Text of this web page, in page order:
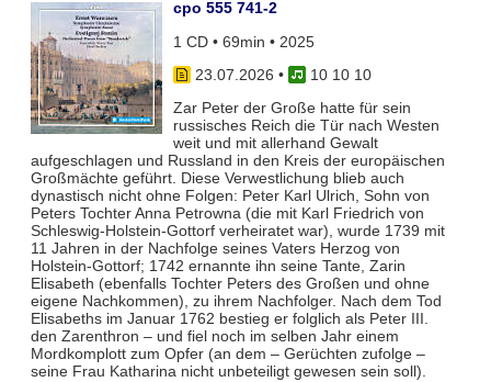
cpo 555 741-2
1 CD • 69min • 2025
23.07.2026 •
10 10 10
Zar Peter der Große hatte für sein
russisches Reich die Tür nach Westen
weit und mit allerhand Gewalt
aufgeschlagen und Russland in den Kreis der europäischen
Großmächte geführt. Diese Verwestlichung blieb auch
dynastisch nicht ohne Folgen: Peter Karl Ulrich, Sohn von
Peters Tochter Anna Petrowna (die mit Karl Friedrich von
Schleswig-Holstein-Gottorf verheiratet war), wurde 1739 mit
11 Jahren in der Nachfolge seines Vaters Herzog von
Holstein-Gottorf; 1742 ernannte ihn seine Tante, Zarin
Elisabeth (ebenfalls Tochter Peters des Großen und ohne
eigene Nachkommen), zu ihrem Nachfolger. Nach dem Tod
Elisabeths im Januar 1762 bestieg er folglich als Peter III.
den Zarenthron – und fiel noch im selben Jahr einem
Mordkomplott zum Opfer (an dem – Gerüchten zufolge –
seine Frau Katharina nicht unbeteiligt gewesen sein soll).